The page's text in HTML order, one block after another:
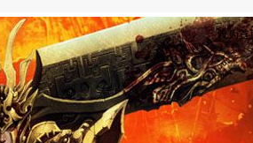
设为首